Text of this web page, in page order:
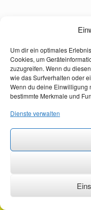
Um dir ein optimales
Cookies, um
zuzugreifen. Wenn du
wie das Surfverhalten oder
Wenn du deine Einwilligung
bestimmte Merkmale und
Dienste verwalten
©2026 ·erstehilfekurs-